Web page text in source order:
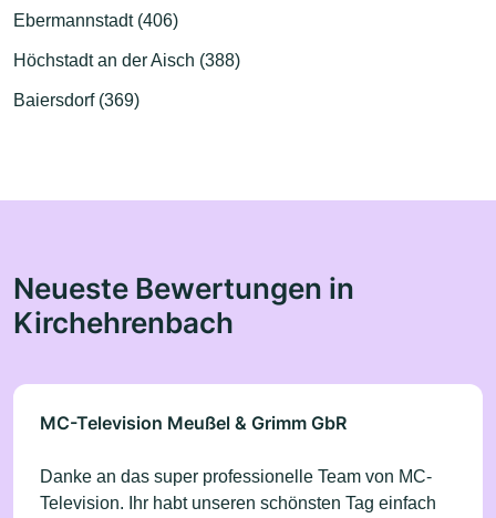
Ebermannstadt (406)
Höchstadt an der Aisch (388)
Baiersdorf (369)
Neueste Bewertungen in
Kirchehrenbach
MC-Television Meußel & Grimm GbR
Danke an das super professionelle Team von MC-
Television. Ihr habt unseren schönsten Tag einfach